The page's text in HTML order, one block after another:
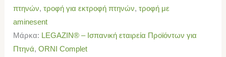
πτηνών,τροφή για εκτροφή πτηνών,τροφή με
aminesent
Μάρκα: LEGAZIN® – Ισπανική εταιρεία Προϊόντων για
Πτηνά,ORNI Complet